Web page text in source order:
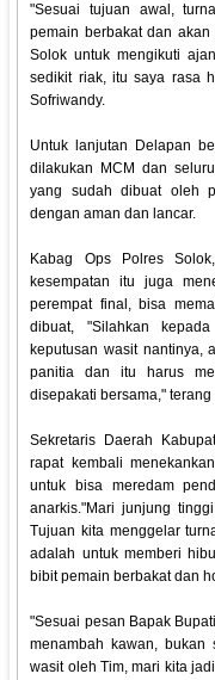
"Sesuai tujuan awal,
pemain berbakat dan
Solok untuk mengikuti
sedikit riak, itu saya rasa
Sofriwandy.
Untuk lanjutan Delapan
dilakukan MCM dan
yang sudah dibuat oleh
dengan aman dan lancar.
Kabag Ops Polres
kesempatan itu juga
perempat final, bisa
dibuat, "Silahkan
keputusan wasit nantinya,
panitia dan itu harus
disepakati bersama,"
Sekretaris Daerah
rapat kembali
untuk bisa meredam
anarkis."Mari junjung
Tujuan kita menggelar
adalah untuk memberi
bibit pemain berbakat dan
"Sesuai pesan Bapak
menambah kawan, bukan
wasit oleh Tim, mari kita